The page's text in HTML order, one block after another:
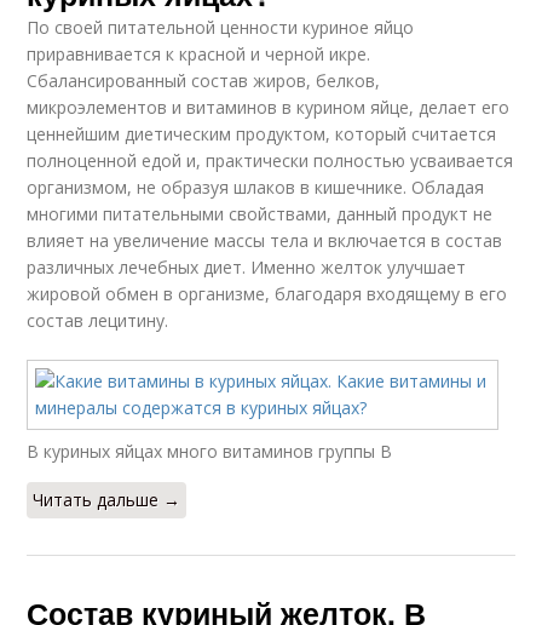
По своей питательной ценности куриное яйцо
приравнивается к красной и черной икре.
Сбалансированный состав жиров, белков,
микроэлементов и витаминов в курином яйце, делает его
ценнейшим диетическим продуктом, который считается
полноценной едой и, практически полностью усваивается
организмом, не образуя шлаков в кишечнике. Обладая
многими питательными свойствами, данный продукт не
влияет на увеличение массы тела и включается в состав
различных лечебных диет. Именно желток улучшает
жировой обмен в организме, благодаря входящему в его
состав лецитину.
В куриных яйцах много витаминов группы В
Читать дальше →
Состав куриный желток. В